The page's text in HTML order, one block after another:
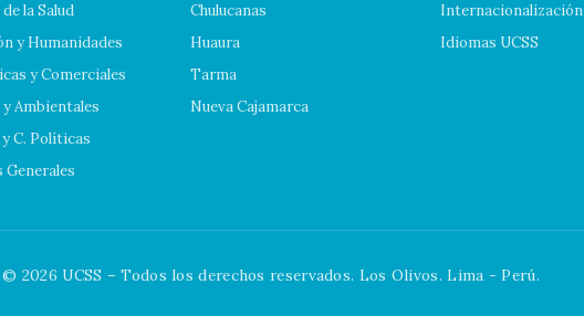
la Salud
y Humanidades
y Comerciales
Ambientales
C. Políticas
Chulucanas
Huaura
Tarma
Nueva Cajamarca
Internacionalización
Idiomas UCSS
2026 UCSS – Todos los derechos reservados. Los Olivos. Lima - Perú.